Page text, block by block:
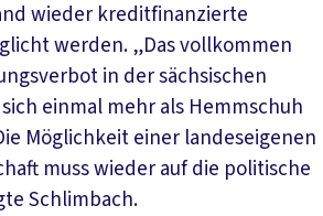
wieder kreditfinanzierte
werden. „Das vollkommen
in der sächsischen
einmal mehr als Hemmschuh
Möglichkeit einer landeseigenen
muss wieder auf die politische
Schlimbach.